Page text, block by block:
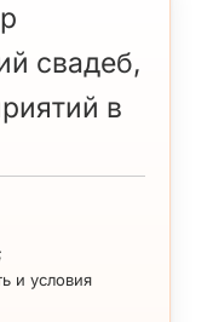
свадеб,
в
и условия